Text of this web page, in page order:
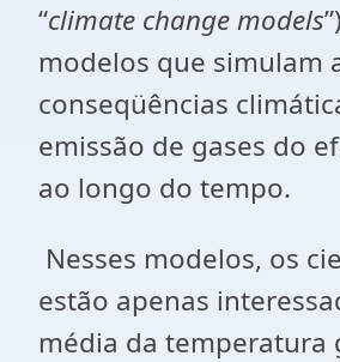
“climate change models
modelos que simulam
conseqüências
emissão de gases do
ao longo do tempo.
Nesses modelos, os
estão apenas
média da temperatura